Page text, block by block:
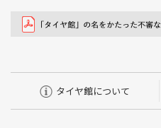
タイヤ館について